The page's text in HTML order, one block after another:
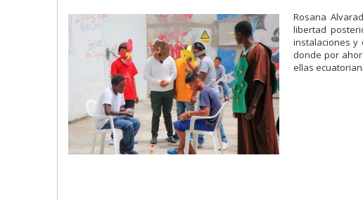
Rosana
libertad
instalaciones y
donde por
ellas